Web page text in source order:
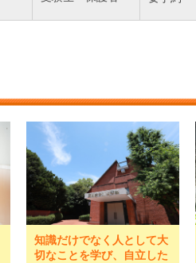
知識だけでなく人として大
切なことを学び、自立した